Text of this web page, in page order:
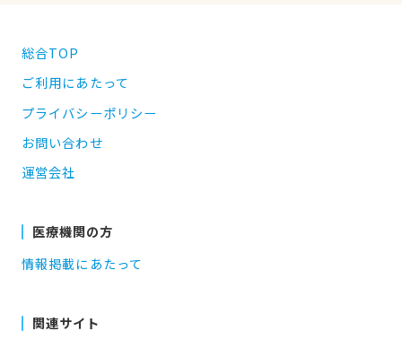
総合TOP
ご利用にあたって
プライバシーポリシー
お問い合わせ
運営会社
医療機関の方
情報掲載にあたって
関連サイト